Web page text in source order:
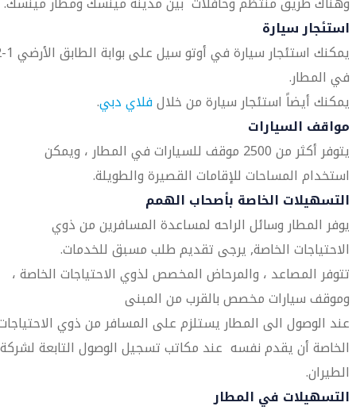
استئجار سيارة
يمكنك
في المطار.
يمكنك أيضاً استئجار سيارة من خلالفلاي دبي.
مواقف السيارات
يتوفر أكثر من 2500 موقف للسيارات في المطار ، ويمكن
استخدام المساحات للإقامات القصيرة والطويلة.
التسهيلات الخاصة بأصحاب الهمم
يوفر المطار وسائل الراحه لمساعدة المسافرين من ذوي
الاحتياجات الخاصة, يرجى تقديم طلب مسبق للخدمات.
تتوفر المصاعد ، والمرحاض المخصص لذوي الاحتياجات الخاصة ،
وموقف سيارات مخصص بالقرب من المبنى
عند الوصول الى المطار يستلزم على المسافر من ذوي
الخاصة أن يقدم نفسه عند مكاتب تسجيل الوصول التابعة لشركة
الطيران.
التسهيلات في المطار